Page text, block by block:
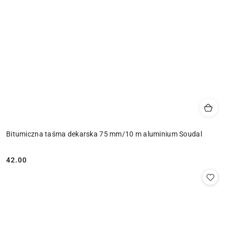
Bitumiczna taśma dekarska 75 mm/10 m aluminium Soudal
Cena:
42.00